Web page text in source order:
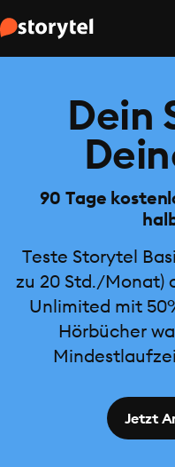
Dein
90 Tage
Teste Storytel
zu 20 Std./Monat)
Unlimited mit
Hörbücher
Jetzt